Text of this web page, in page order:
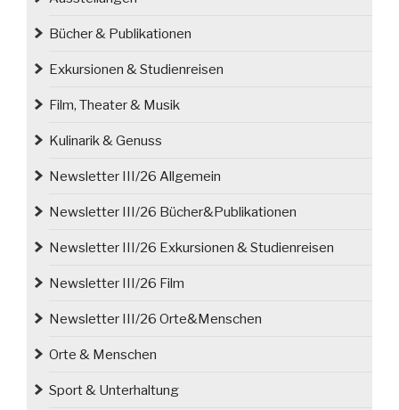
Bücher & Publikationen
Exkursionen & Studienreisen
Film, Theater & Musik
Kulinarik & Genuss
Newsletter III/26 Allgemein
Newsletter III/26 Bücher&Publikationen
Newsletter III/26 Exkursionen & Studienreisen
Newsletter III/26 Film
Newsletter III/26 Orte&Menschen
Orte & Menschen
Sport & Unterhaltung